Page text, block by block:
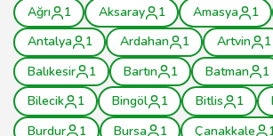
Ağrı
1 Aksaray 1 Amasya 1
Antalya
1 Ardahan 1 Artvin 1
Balıkesir
1 Bartın 1 Batman 1
Bilecik
1 Bingöl 1 Bitlis 1
Burdur
1 Bursa 1 Çanakkale